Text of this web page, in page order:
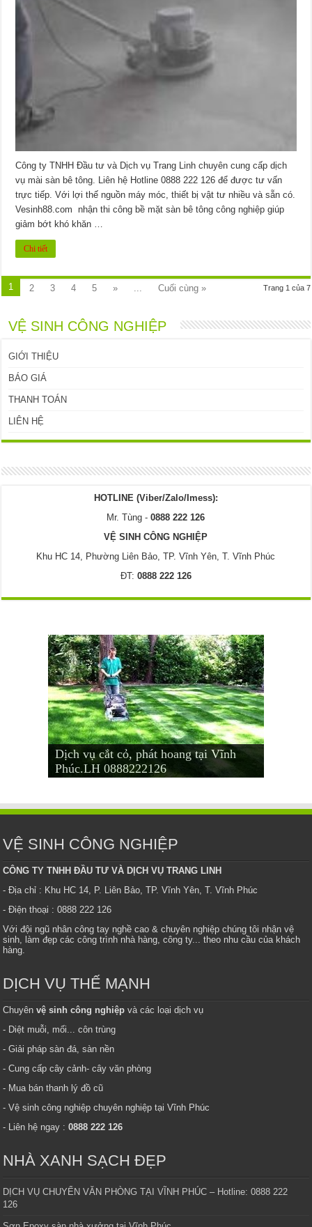
Công ty TNHH Đầu tư và Dịch vụ Trang Linh chuyên cung cấp dịch
vụ mài sàn bê tông. Liên hệ Hotline 0888 222 126 để được tư vấn
trực tiếp. Với lợi thế nguồn máy móc, thiết bị vật tư nhiều và sẵn có.
Vesinh88.com nhận thi công bề mặt sàn bê tông công nghiệp giúp
giảm bớt khó khăn …
Chi tiết
Trang 1 của 7
1 2 3 4 5 » Cuối cùng »
VỆ SINH CÔNG NGHIỆP
GIỚI THIỆU
BÁO GIÁ
THANH TOÁN
LIÊN HỆ
HOTLINE (Viber/Zalo/Imess):
Mr. Tùng -0888 222 126
VỆ SINH CÔNG NGHIỆP
Khu HC 14, Phường Liên Bảo, TP. Vĩnh Yên, T. Vĩnh Phúc
ĐT: 0888 222 126
Dịch vụ cắt cỏ, phát hoang tại Vĩnh
Phúc.LH 0888222126
Dịch vụ cắt cỏ tại Vĩnh Yên – Bình
Xuyên- Phúc Yên. LH 0888 222 126
Dịch vụ cho thuê cây văn phòng tại
Vĩnh Phúc.LH 0888 222 126.
Mua bán cây văn phòng tại Vĩnh Phúc
– LH: 0888222126
Cho thuê cây cảnh, văn phòng tại Vĩnh
Phúc
VỆ SINH CÔNG NGHIỆP
CÔNG TY TNHH ĐẦU TƯ VÀ DỊCH VỤ TRANG LINH
- Địa chỉ : Khu HC 14, P. Liên Bảo, TP. Vĩnh Yên, T. Vĩnh Phúc
- Điện thoại : 0888 222 126
Với đội ngũ nhân công tay nghề cao & chuyên nghiệp chúng tôi nhận vệ
sinh, làm đẹp các công trình nhà hàng, công ty... theo nhu cầu của khách
hàng.
DỊCH VỤ THẾ MẠNH
Chuyênvệ sinh công nghiệp và các loại dịch vụ
- Diệt muỗi, mối... côn trùng
- Giải pháp sàn đá, sàn nền
- Cung cấp cây cảnh- cây văn phòng
- Mua bán thanh lý đồ cũ
- Vệ sinh công nghiệp chuyên nghiệp tại Vĩnh Phúc
- Liên hệ ngay :0888 222 126
NHÀ XANH SẠCH ĐẸP
DỊCH VỤ CHUYỂN VĂN PHÒNG TẠI VĨNH PHÚC – Hotline: 0888 222
126